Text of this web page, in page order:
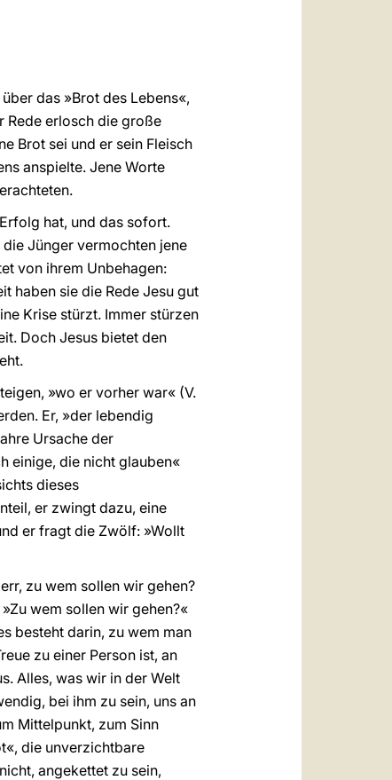
das »Brot des Lebens«,
Rede erlosch die große
Brot sei und er sein Fleisch
anspielte. Jene Worte
hat, und das sofort.
Jünger vermochten jene
von ihrem Unbehagen:
haben sie die Rede Jesu gut
Krise stürzt. Immer stürzen
Doch Jesus bietet den
»wo er vorher war« (V.
Er, »der lebendig
Ursache der
einige, die nicht glauben«
dieses
er zwingt dazu, eine
er fragt die Zwölf: »Wollt
zu wem sollen wir gehen?
wem sollen wir gehen?«
besteht darin, zu wem man
zu einer Person ist, an
Alles, was wir in der Welt
bei ihm zu sein, uns an
Mittelpunkt, zum Sinn
die unverzichtbare
angekettet zu sein,